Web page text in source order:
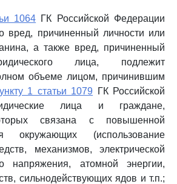
1064 ГК Российской Федерации
вред, причиненный личности или
а также вред, причиненный
лица, подлежит
объеме лицом, причинившим
1 статьи 1079 ГК Российской
лица и граждане,
связана с повышенной
окружающих (использование
механизмов, электрической
напряжения, атомной энергии,
сильнодействующих ядов и т.п.;